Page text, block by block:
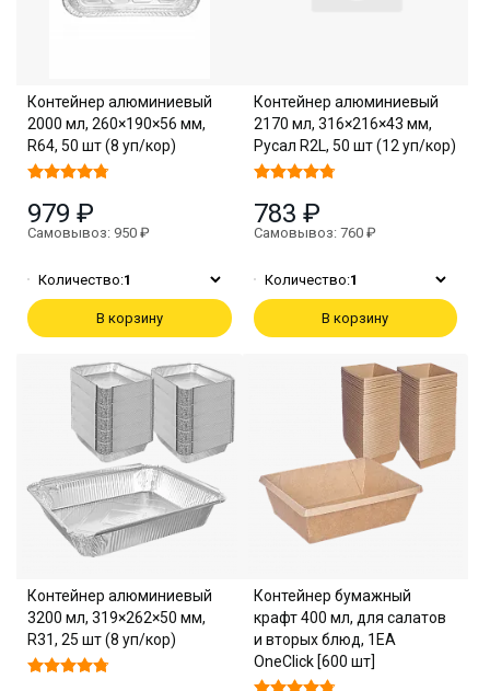
Контейнер алюминиевый
2000 мл, 260×190×56 мм,
R64, 50 шт (8 уп/кор)
979 ₽
Самовывоз: 950 ₽
Количество:1
В корзину
Контейнер алюминиевый
2170 мл, 316×216×43 мм,
Русал R2L, 50 шт (12 уп/кор)
783 ₽
Самовывоз: 760 ₽
Количество:1
В корзину
Контейнер алюминиевый
3200 мл, 319×262×50 мм,
R31, 25 шт (8 уп/кор)
Контейнер бумажный
крафт 400 мл, для салатов
и вторых блюд, 1EA
OneClick [600 шт]